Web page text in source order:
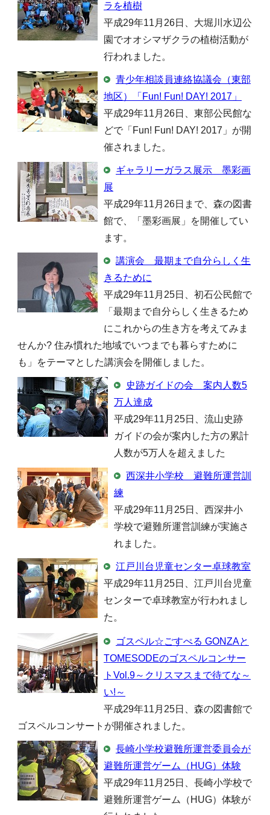
ラを植樹
平成29年11月26日、大堀川水辺公
園でオオシマザクラの植樹活動が
行われました。
青少年相談員連絡協議会（東部
地区）「Fun! Fun! DAY! 2017」
平成29年11月26日、東部公民館な
どで「Fun! Fun! DAY! 2017」が開
催されました。
ギャラリーガラス展示 墨彩画
展
平成29年11月26日まで、森の図書
館で、「墨彩画展」を開催してい
ます。
講演会 最期まで自分らしく生
きるために
平成29年11月25日、初石公民館で
「最期まで自分らしく生きるため
にこれからの生き方を考えてみま
せんか? 住み慣れた地域でいつまでも暮らすために
も」をテーマとした講演会を開催しました。
史跡ガイドの会 案内人数5
万人達成
平成29年11月25日、流山史跡
ガイドの会が案内した方の累計
人数が5万人を超えました
西深井小学校 避難所運営訓
練
平成29年11月25日、西深井小
学校で避難所運営訓練が実施さ
れました。
江戸川台児童センター卓球教室
平成29年11月25日、江戸川台児童
センターで卓球教室が行われまし
た。
ゴスペル☆ごすぺる GONZAと
TOMESODEのゴスペルコンサー
トVol.9～クリスマスまで待てな～
い!～
平成29年11月25日、森の図書館で
ゴスペルコンサートが開催されました。
長崎小学校避難所運営委員会が
避難所運営ゲーム（HUG）体験
平成29年11月25日、長崎小学校で
避難所運営ゲーム（HUG）体験が